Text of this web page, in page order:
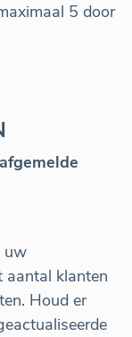
5 door
uw
aantal klanten
Houd er